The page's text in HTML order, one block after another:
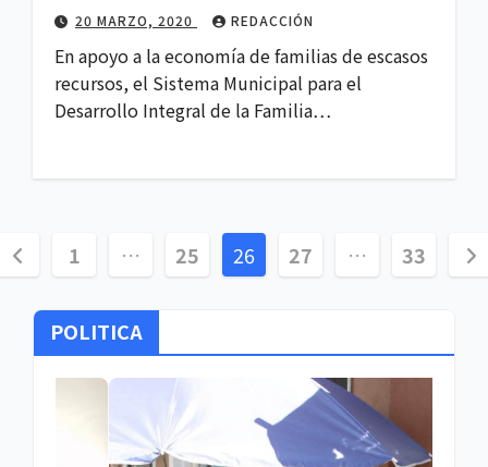
20 MARZO, 2020 REDACCIÓN
En apoyo a la economía de familias de escasos
recursos, el Sistema Municipal para el
Desarrollo Integral de la Familia…
1 … 25 26 27 … 33
POLITICA